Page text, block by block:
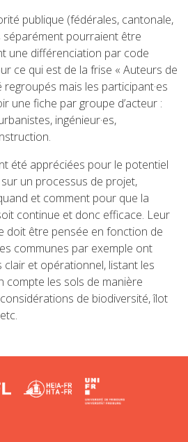
publique (fédérales, cantonale,
pourraient être
une différenciation par code
ce qui est de la frise « Auteurs de
mais les participant·es
une fiche par groupe d’acteur :
ingénieur·es,
été appréciées pour le potentiel
un processus de projet,
et comment pour que la
continue et donc efficace. Leur
doit être pensée en fonction de
les communes par exemple ont
clair et opérationnel, listant les
compte les sols de manière
de biodiversité, îlot